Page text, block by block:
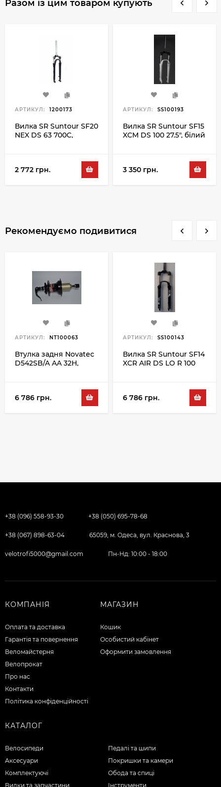
Разом із цим товаром купують
АРТИКУЛ: 1200173
Вилка SR Suntour SF20
NEX DS 63 700C,
2 772 грн.
АРТИКУЛ: SS100193
Вилка SR Suntour SF15
XCM DS 100 27.5", білий
3 350 грн.
Рекомендуємо подивитися
АРТИКУЛ: NT100063
Втулка задня Novatec
D542SB/A AA 32H,
6 786 грн.
АРТИКУЛ: SS100143
Вилка SR Suntour SF14
XCR AIR DS LO R 100
6 786 грн.
+38 (096) 558-93-30 +38 (050) 695-78-68
+38 (067) 898-63-04 65059, м. Одеса, вул. Краснова, 3
velotrofi5000@gmail.com Пн-Нд: 10:00 - 18:00
КОМПАНІЯ
Оплата та доставка
Гарантія та повернення
Веломайстерня
Велопрокат
Про нас
Контакти
Політика конфіденційності
МАГАЗИН
Кошик
Особистий кабінет
Оформити замовлення
КАТАЛОГ
Велосипеди
Аксесуари
Комплектуючі
Вилки та запчастини
Педалі та шипи
Покришки та камери
Обода та спиці
Інструменти